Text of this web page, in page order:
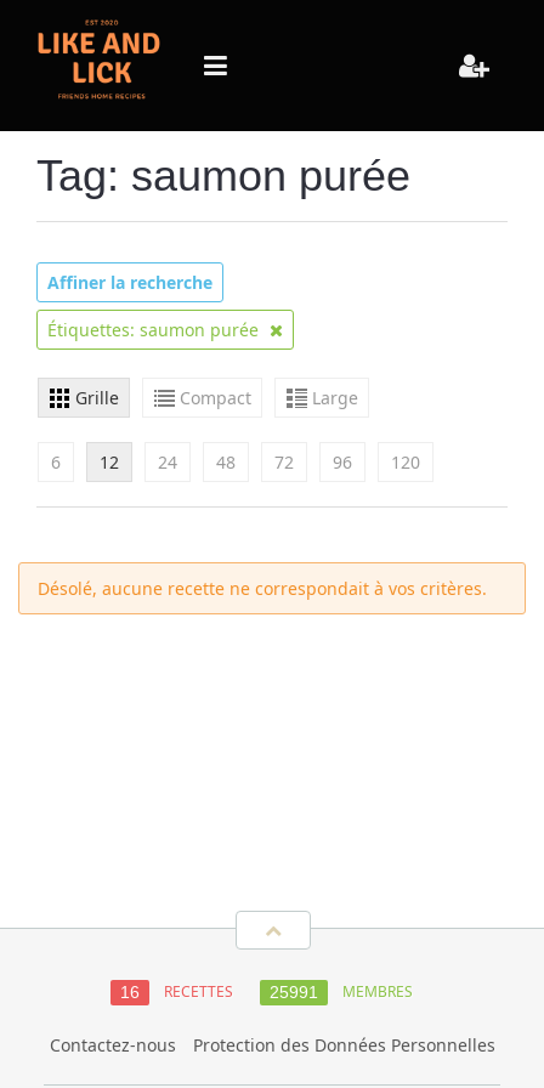
Tag: saumon purée
Affiner la recherche
Étiquettes: saumon purée
Grille Compact Large
6 12 24 48 72 96 120
Désolé, aucune recette ne correspondait à vos critères.
16 RECETTES 25991 MEMBRES
Contactez-nous Protection des Données Personnelles